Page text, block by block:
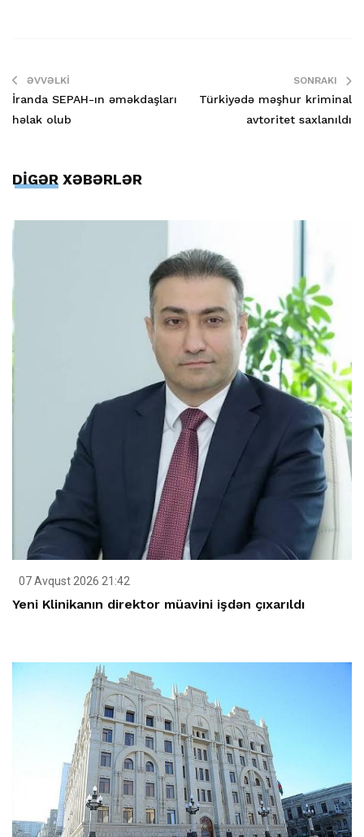
ƏVVƏLKI
İranda SEPAH-ın əməkdaşları
həlak olub
SONRAKI
Türkiyədə məşhur kriminal
avtoritet saxlanıldı
DİGƏR XƏBƏRLƏR
07 Avqust 2026 21:42
Yeni Klinikanın direktor müavini işdən çıxarıldı